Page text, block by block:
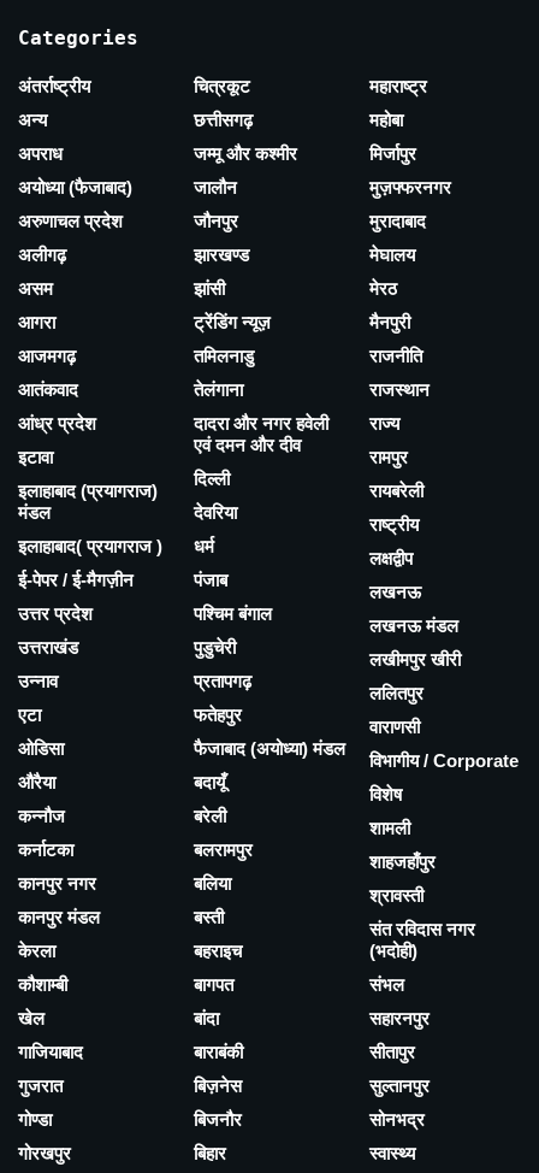
Categories
अंतर्राष्ट्रीय
अन्य
अपराध
अयोध्या (फैजाबाद)
अरुणाचल प्रदेश
अलीगढ़
असम
आगरा
आजमगढ़
आतंकवाद
आंध्र प्रदेश
इटावा
इलाहाबाद (प्रयागराज)
मंडल
इलाहाबाद( प्रयागराज )
ई-पेपर / ई-मैगज़ीन
उत्तर प्रदेश
उत्तराखंड
उन्नाव
एटा
ओडिसा
औरैया
कन्नौज
कर्नाटका
कानपुर नगर
कानपुर मंडल
केरला
कौशाम्बी
खेल
गाजियाबाद
गुजरात
गोण्डा
गोरखपुर
चित्रकूट
छत्तीसगढ़
जम्मू और कश्मीर
जालौन
जौनपुर
झारखण्ड
झांसी
ट्रेंडिंग न्यूज़
तमिलनाडु
तेलंगाना
दादरा और नगर हवेली
एवं दमन और दीव
दिल्ली
देवरिया
धर्म
पंजाब
पश्चिम बंगाल
पुडुचेरी
प्रतापगढ़
फतेहपुर
फैजाबाद (अयोध्या) मंडल
बदायूँ
बरेली
बलरामपुर
बलिया
बस्ती
बहराइच
बागपत
बांदा
बाराबंकी
बिज़नेस
बिजनौर
बिहार
महाराष्ट्र
महोबा
मिर्जापुर
मुज़फ्फरनगर
मुरादाबाद
मेघालय
मेरठ
मैनपुरी
राजनीति
राजस्थान
राज्य
रामपुर
रायबरेली
राष्ट्रीय
लक्षद्वीप
लखनऊ
लखनऊ मंडल
लखीमपुर खीरी
ललितपुर
वाराणसी
विभागीय / Corporate
विशेष
शामली
शाहजहाँपुर
श्रावस्ती
संत रविदास नगर
(भदोही)
संभल
सहारनपुर
सीतापुर
सुल्तानपुर
सोनभद्र
स्वास्थ्य